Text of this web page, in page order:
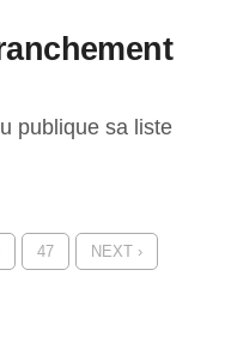
publique sa liste
47 NEXT ›